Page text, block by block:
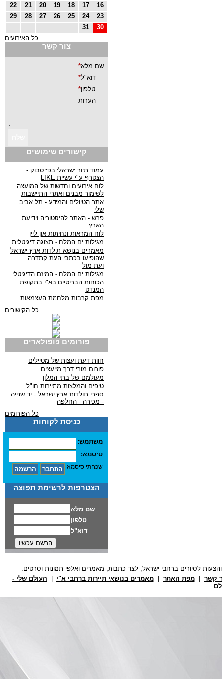
16
17
18
19
20
21
22
23
24
25
26
27
28
29
30
31
כל האירועים
צור קשר
קישורים שימושים
עמוד תיור ישראלי בפייסבוק -
הצטרף ע"י עשיית LIKE
לוח אירועים וחדשות של המועצה
לשימור מבנים ואתרי התיישבות
אתר הטיולים והמידע - תל אביב
שלי
פרש - האתר להיסטוריה וידיעת
הארץ
לוח המראות ונחיתות און ליין
מגילות ים המלח - תצוגה דיגיטלית
מאמרים בנושא תולדות ארץ ישראל
שהופיעו בכתבי העת קתדרה
ועת-מול
מגילות ים המלח - המיזם הדיגיטלי
הכוחות הבריטיים בא"י בתקופת
המנדט
מפת קרבות מלחמת העצמאות
כל הקישורים
פורומים פופולארים
חוות דעת ועצות של מטיילים
פורום מורי דרך מייעצים
מעולמם של בתי המלון
טיפים והמלצות מתיירות חו"ל
ספרי תולדות ארץ ישראל - יד שנייה
- מכירה - החלפה
כל הפורומים
כניסת לקוחות
משתמש:
סיסמא:
שכחתי סיסמא
הצטרפות לרשימת תפוצה
קשר |מפת האתר |מאמרים בנושאי תיירות ברחבי א"י
העולם שלי -